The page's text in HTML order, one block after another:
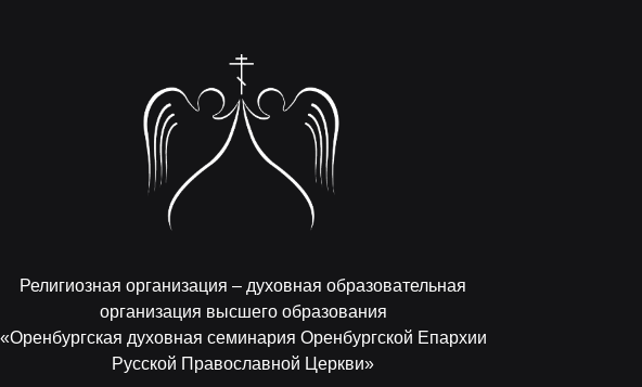
Религиозная организация – духовная образовательная
организация высшего образования
«Оренбургская духовная семинария Оренбургской Епархии
Русской Православной Церкви»